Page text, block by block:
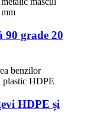
90 grade 20
HDPE și